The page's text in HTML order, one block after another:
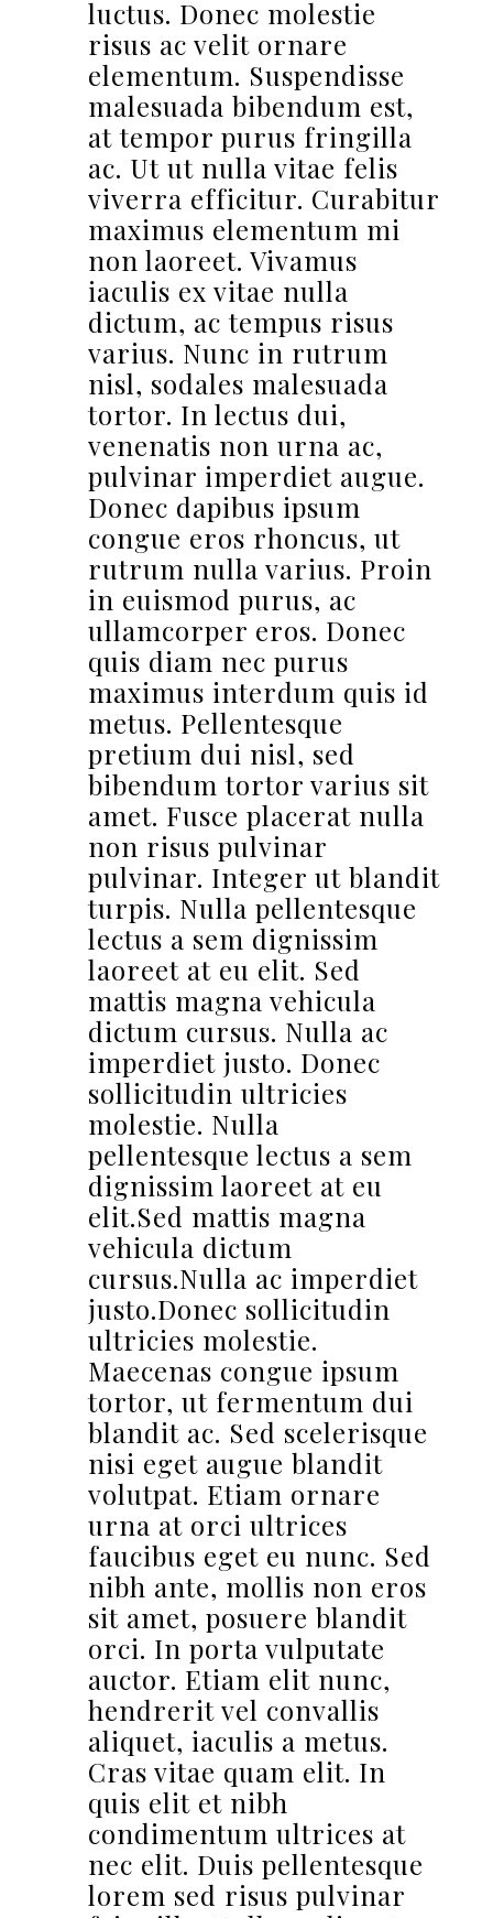
luctus. Donec molestie
risus ac velit ornare
elementum. Suspendisse
malesuada bibendum est,
at tempor purus fringilla
ac. Ut ut nulla vitae felis
viverra efficitur. Curabitur
maximus elementum mi
non laoreet. Vivamus
iaculis ex vitae nulla
dictum, ac tempus risus
varius. Nunc in rutrum
nisl, sodales malesuada
tortor. In lectus dui,
venenatis non urna ac,
pulvinar imperdiet augue.
Donec dapibus ipsum
congue eros rhoncus, ut
rutrum nulla varius. Proin
in euismod purus, ac
ullamcorper eros. Donec
quis diam nec purus
maximus interdum quis id
metus. Pellentesque
pretium dui nisl, sed
bibendum tortor varius sit
amet. Fusce placerat nulla
non risus pulvinar
pulvinar. Integer ut blandit
turpis. Nulla pellentesque
lectus a sem dignissim
laoreet at eu elit. Sed
mattis magna vehicula
dictum cursus. Nulla ac
imperdiet justo. Donec
sollicitudin ultricies
molestie. Nulla
pellentesque lectus a sem
dignissim laoreet at eu
elit.Sed mattis magna
vehicula dictum
cursus.Nulla ac imperdiet
justo.Donec sollicitudin
ultricies molestie.
Maecenas congue ipsum
tortor, ut fermentum dui
blandit ac. Sed scelerisque
nisi eget augue blandit
volutpat. Etiam ornare
urna at orci ultrices
faucibus eget eu nunc. Sed
nibh ante, mollis non eros
sit amet, posuere blandit
orci. In porta vulputate
auctor. Etiam elit nunc,
hendrerit vel convallis
aliquet, iaculis a metus.
Cras vitae quam elit. In
quis elit et nibh
condimentum ultrices at
nec elit. Duis pellentesque
lorem sed risus pulvinar